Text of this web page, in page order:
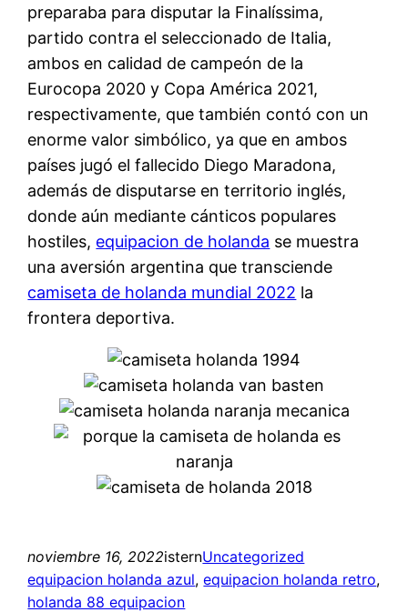
preparaba para disputar la Finalíssima,
partido contra el seleccionado de Italia,
ambos en calidad de campeón de la
Eurocopa 2020 y Copa América 2021,
respectivamente, que también contó con un
enorme valor simbólico, ya que en ambos
países jugó el fallecido Diego Maradona,
además de disputarse en territorio inglés,
donde aún mediante cánticos populares
hostiles, equipacion de holanda se muestra
una aversión argentina que transciende
camiseta de holanda mundial 2022 la
frontera deportiva.
noviembre 16, 2022isternUncategorized
equipacion holanda azul, equipacion holanda retro
holanda 88 equipacion